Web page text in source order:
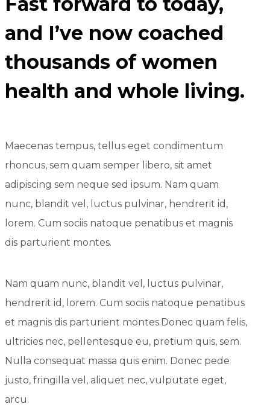
and I’ve now coached
thousands of women
health and whole living.
Maecenas tempus, tellus eget condimentum
rhoncus, sem quam semper libero, sit amet
adipiscing sem neque sed ipsum. Nam quam
nunc, blandit vel, luctus pulvinar, hendrerit id,
lorem. Cum sociis natoque penatibus et magnis
dis parturient montes.
Nam quam nunc, blandit vel, luctus pulvinar,
hendrerit id, lorem. Cum sociis natoque penatibus
et magnis dis parturient montes.Donec quam felis,
ultricies nec, pellentesque eu, pretium quis, sem.
Nulla consequat massa quis enim. Donec pede
justo, fringilla vel, aliquet nec, vulputate eget,
arcu.